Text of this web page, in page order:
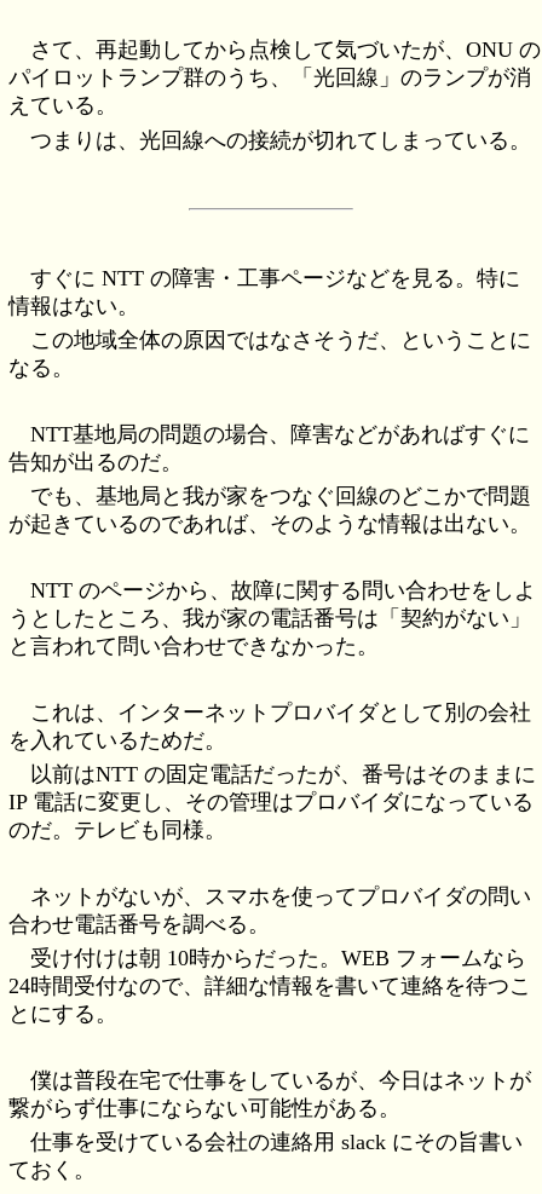
さて、再起動してから点検して気づいたが、ONU の
パイロットランプ群のうち、「光回線」のランプが消
えている。
つまりは、光回線への接続が切れてしまっている。
すぐに NTT の障害・工事ページなどを見る。特に
情報はない。
この地域全体の原因ではなさそうだ、ということに
なる。
NTT基地局の問題の場合、障害などがあればすぐに
告知が出るのだ。
でも、基地局と我が家をつなぐ回線のどこかで問題
が起きているのであれば、そのような情報は出ない。
NTT のページから、故障に関する問い合わせをしよ
うとしたところ、我が家の電話番号は「契約がない」
と言われて問い合わせできなかった。
これは、インターネットプロバイダとして別の会社
を入れているためだ。
以前はNTT の固定電話だったが、番号はそのままに
IP 電話に変更し、その管理はプロバイダになっている
のだ。テレビも同様。
ネットがないが、スマホを使ってプロバイダの問い
合わせ電話番号を調べる。
受け付けは朝 10時からだった。WEB フォームなら
24時間受付なので、詳細な情報を書いて連絡を待つこ
とにする。
僕は普段在宅で仕事をしているが、今日はネットが
繋がらず仕事にならない可能性がある。
仕事を受けている会社の連絡用 slack にその旨書い
ておく。